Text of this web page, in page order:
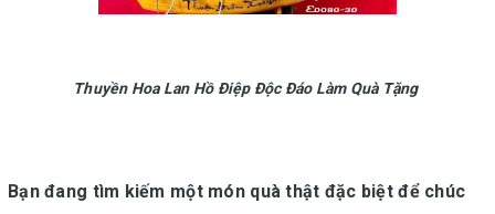
Thuyền Hoa Lan Hồ Điệp Độc Đáo Làm Quà Tặng
Bạn đang tìm kiếm một món quà thật đặc biệt để chúc